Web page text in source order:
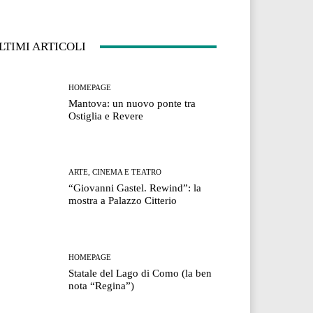
ARTICOLI
HOMEPAGE
Mantova: un nuovo ponte tra
Ostiglia e Revere
ARTE, CINEMA E TEATRO
“Giovanni Gastel. Rewind”: la
mostra a Palazzo Citterio
HOMEPAGE
Statale del Lago di Como (la ben
nota “Regina”)